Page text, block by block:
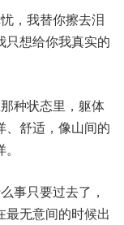
，我替你擦去泪
只想给你我真实的
种状态里，躯体
、舒适，像山间的
事只要过去了，
无意间的时候出